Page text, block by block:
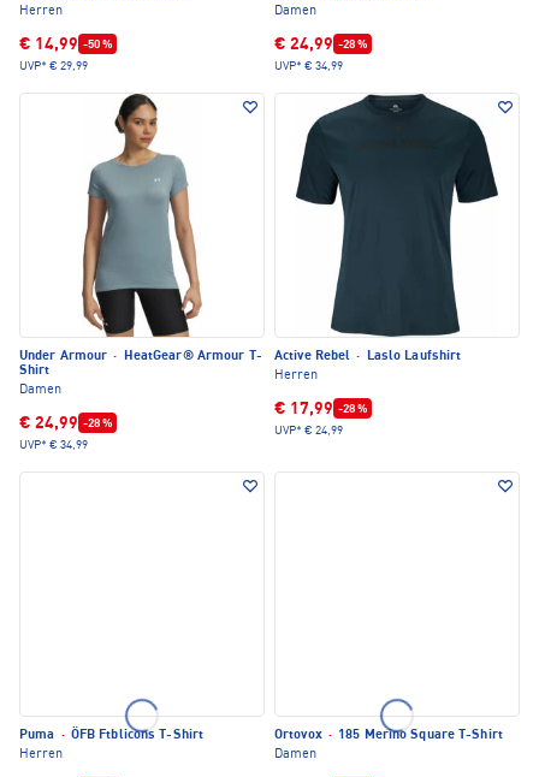
Herren
€ 14,99 -50 %
UVP* € 29,99
Damen
€ 24,99 -28 %
UVP* € 34,99
Under Armour ·
HeatGear® Armour T-
Shirt
Damen
€ 24,99 -28 %
UVP* € 34,99
Active Rebel ·
Laslo Laufshirt
Herren
€ 17,99 -28 %
UVP* € 24,99
Puma · ÖFB Ftblicons T-Shirt
Herren
Ortovox · 185 Merino Square T-Shirt
Damen